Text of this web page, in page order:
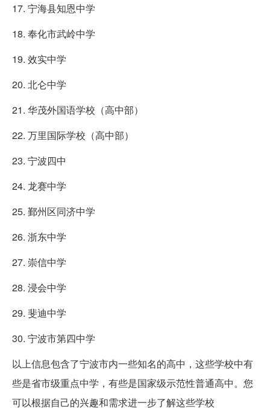
17. 宁海县知恩中学
18. 奉化市武岭中学
19. 效实中学
20. 北仑中学
21. 华茂外国语学校（高中部）
22. 万里国际学校（高中部）
23. 宁波四中
24. 龙赛中学
25. 鄞州区同济中学
26. 浙东中学
27. 崇信中学
28. 浸会中学
29. 斐迪中学
30. 宁波市第四中学
以上信息包含了宁波市内一些知名的高中，这些学校中有
些是省市级重点中学，有些是国家级示范性普通高中。您
可以根据自己的兴趣和需求进一步了解这些学校